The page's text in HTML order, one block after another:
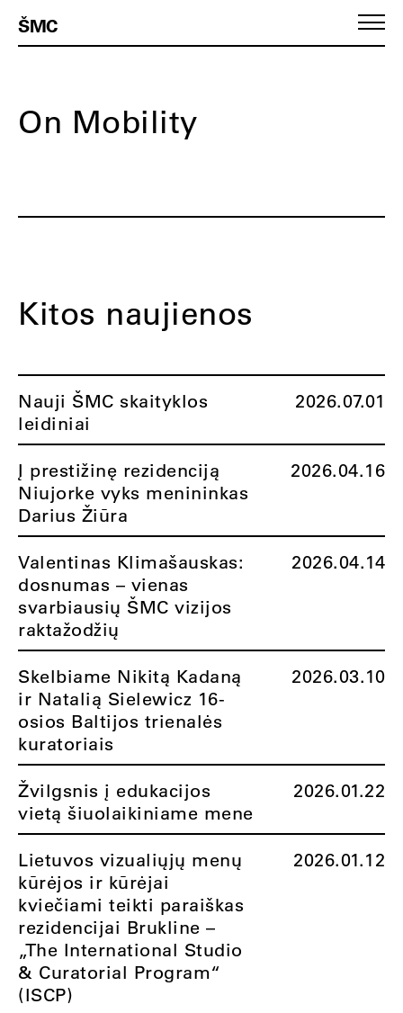
ŠMC
On Mobility
Kitos naujienos
Nauji ŠMC skaityklos
leidiniai
2026.07.01
Į prestižinę rezidenciją
Niujorke vyks menininkas
Darius Žiūra
2026.04.16
Valentinas Klimašauskas:
dosnumas – vienas
svarbiausių ŠMC vizijos
raktažodžių
2026.04.14
Skelbiame Nikitą Kadaną
ir Natalią Sielewicz 16-
osios Baltijos trienalės
kuratoriais
2026.03.10
Žvilgsnis į edukacijos
vietą šiuolaikiniame mene
2026.01.22
Lietuvos vizualiųjų menų
kūrėjos ir kūrėjai
kviečiami teikti paraiškas
rezidencijai Brukline –
„The International Studio
& Curatorial Program“
(ISCP)
2026.01.12